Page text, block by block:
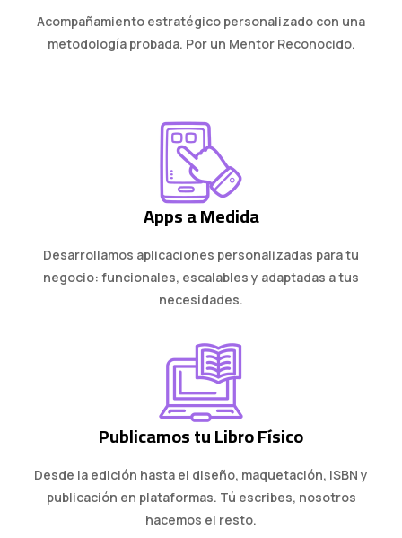
Acompañamiento estratégico personalizado con una
metodología probada. Por un Mentor Reconocido.
Apps a Medida
Desarrollamos aplicaciones personalizadas para tu
negocio: funcionales, escalables y adaptadas a tus
necesidades.
Publicamos tu Libro Físico
Desde la edición hasta el diseño, maquetación, ISBN y
publicación en plataformas. Tú escribes, nosotros
hacemos el resto.